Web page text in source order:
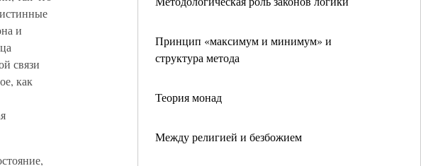
Принцип «максимум и минимум» и
структура метода
Теория монад
Между религией и безбожием
и
связи
как